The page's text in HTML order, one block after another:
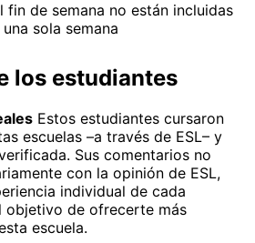
fin de semana no están incluidas
sola semana
los estudiantes
Estos estudiantes cursaron
escuelas –a través de ESL– y
Sus comentarios no
con la opinión de ESL,
individual de cada
objetivo de ofrecerte más
escuela.